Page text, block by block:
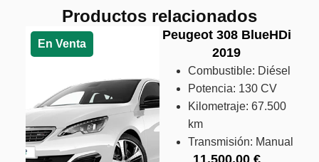
Productos relacionados
En Venta
Peugeot 308 BlueHDi
2019
Combustible: Diésel
Potencia: 130 CV
Kilometraje: 67.500
km
Transmisión: Manual